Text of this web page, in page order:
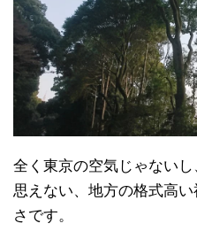
全く東京の空気じゃない
思えない、地方の格式高
さです。